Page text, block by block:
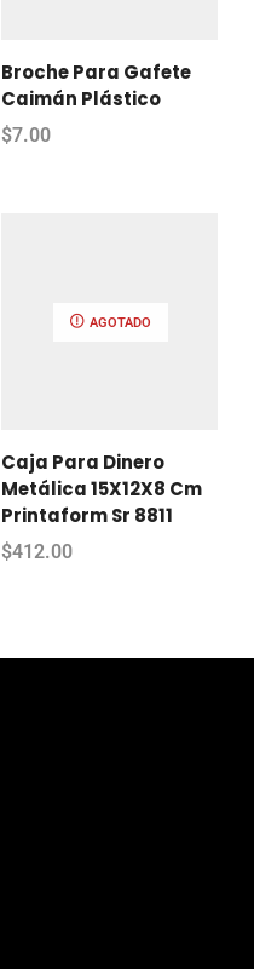
Broche Para Gafete
Caimán Plástico
$7.00
AGOTADO
Caja Para Dinero
Metálica 15X12X8 Cm
Printaform Sr 8811
$412.00